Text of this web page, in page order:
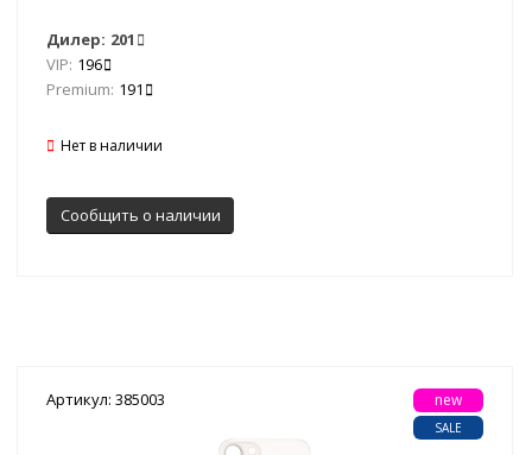
Дилер: 201
VIP: 196
Premium: 191
Нет в наличии
Сообщить о наличии
Артикул: 385003 new
SALE